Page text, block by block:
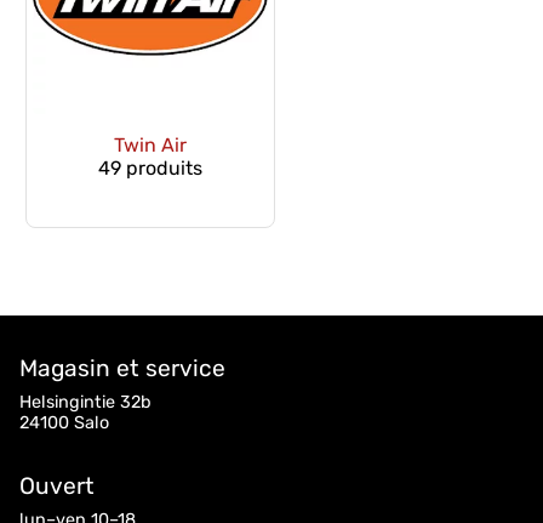
Twin Air
49 produits
Magasin et service
Helsingintie 32b
24100 Salo
Ouvert